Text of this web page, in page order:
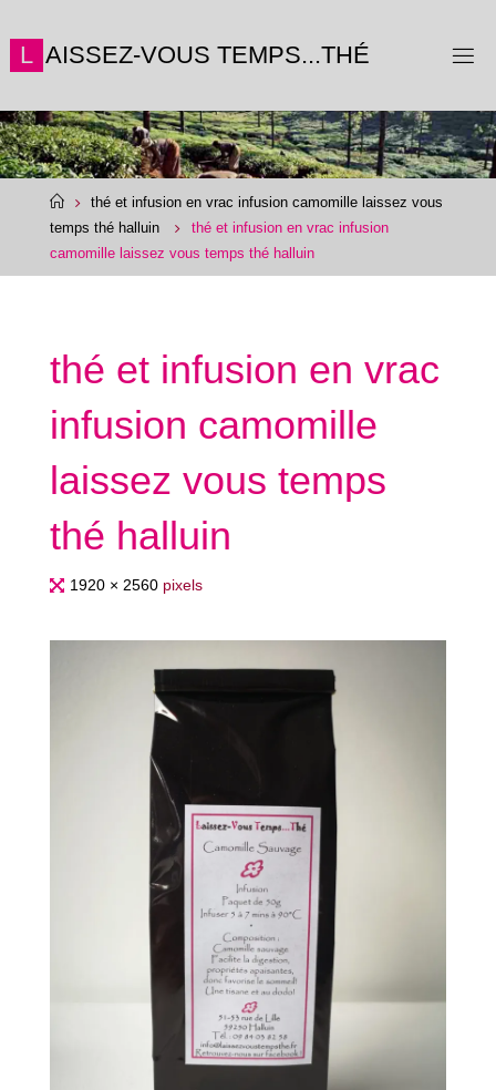
to
content
L AISSEZ-VOUS TEMPS...THÉ
Homethé et infusion en vrac infusion camomille laissez vous
temps thé halluin
thé et infusion en vrac infusion
camomille laissez vous temps thé halluin
thé et infusion en vrac
infusion camomille
laissez vous temps
thé halluin
Full1920 × 2560 pixels